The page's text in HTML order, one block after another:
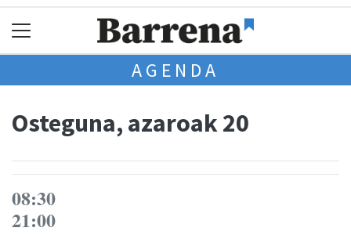
AGENDA
Osteguna, azaroak 20
08:30
21:00